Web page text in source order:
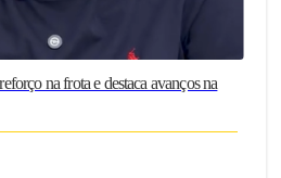
na frota e destaca avanços na